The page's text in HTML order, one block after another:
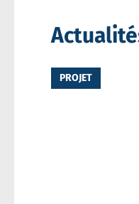
PROJET